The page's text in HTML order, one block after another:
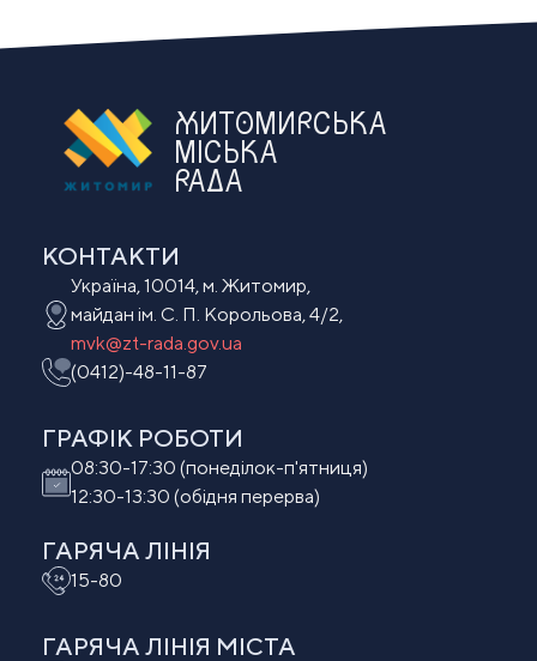
ЖИТОМИРСЬКА
МІСЬКА
РАДА
КОНТАКТИ
Україна, 10014, м. Житомир,
майдан ім. С. П. Корольова, 4/2,
mvk@zt-rada.gov.ua
(0412)-48-11-87
ГРАФІК РОБОТИ
08:30-17:30 (понеділок-п'ятниця)
12:30-13:30 (обідня перерва)
ГАРЯЧА ЛІНІЯ
15-80
ГАРЯЧА ЛІНІЯ МIСТА